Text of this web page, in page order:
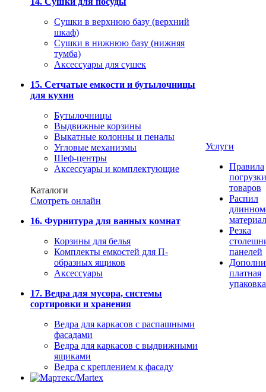
Сушки в верхнюю базу (верхний
шкаф)
Сушки в нижнюю базу (нижняя
тумба)
Аксессуары для сушек
15. Сетчатые емкости и бутылочницы
для кухни
Бутылочницы
Выдвижные корзины
Выкатные колонны и пеналы
Угловые механизмы
Шеф-центры
Аксессуары и комплектующие
Каталоги
Смотреть онлайн
16. Фурнитура для ванных комнат
Корзины для белья
Комплекты емкостей для П-
образных ящиков
Аксессуары
17. Ведра для мусора, системы
сортировки и хранения
Ведра для каркасов с распашными
фасадами
Ведра для каркасов с выдвижными
ящиками
Ведра с креплением к фасаду
Услуги
Правила
погрузки
товаров
Распил
Резка
панелей
платная
упаковка